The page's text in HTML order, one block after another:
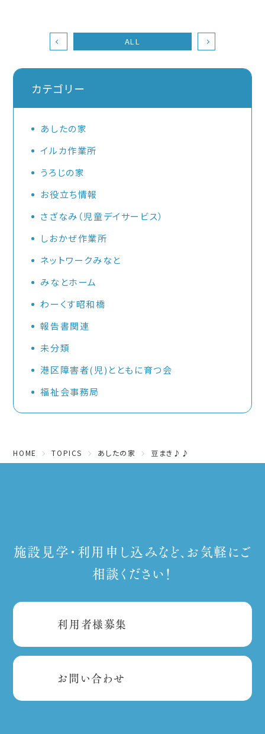
ALL
カテゴリー
あしたの家
イルカ作業所
うろじの家
お役立ち情報
さざなみ（児童デイサービス）
しおかぜ作業所
ネットワークみなと
みなとホーム
わーくす昭和橋
報告書関連
未分類
港区障害者(児)とともに育つ会
福祉会事務局
HOME TOPICS あしたの家 豆まき♪♪
施設見学・利用申し込みなど、お気軽にご
相談ください！
利用者様募集
お問い合わせ